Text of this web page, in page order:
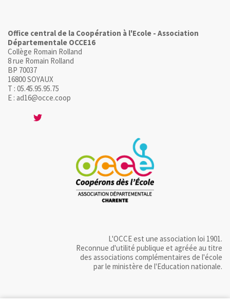
Office central de la Coopération à l'Ecole - Association
Départementale OCCE16
Collège Romain Rolland
8 rue Romain Rolland
BP 70037
16800 SOYAUX
T : 05.45.95.95.75
E : ad16@occe.coop
L'OCCE est une association loi 1901.
Reconnue d'utilité publique et agréée au titre
des associations complémentaires de l'école
par le ministère de l'Education nationale.